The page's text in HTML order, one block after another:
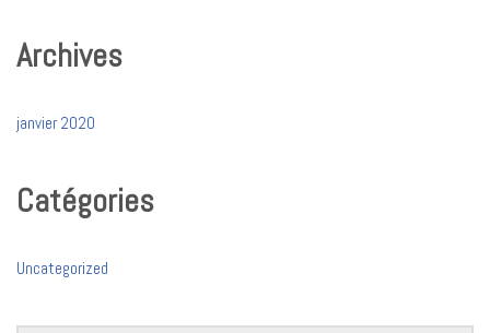
Archives
janvier 2020
Catégories
Uncategorized